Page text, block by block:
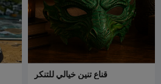
قناع تنين خيالي للتنكر